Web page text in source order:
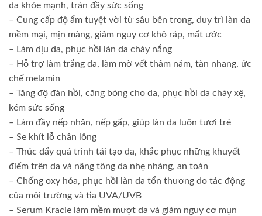
da khỏe mạnh, tràn đầy sức sống
– Cung cấp độ ẩm tuyệt vời từ sâu bên trong, duy trì làn da
mềm mại, mịn màng, giảm nguy cơ khô ráp, mất ước
– Làm dịu da, phục hồi làn da cháy nắng
– Hỗ trợ làm trắng da, làm mờ vết thâm nám, tàn nhang, ức
chế melamin
– Tăng độ đàn hồi, căng bóng cho da, phục hồi da chảy xệ,
kém sức sống
– Làm đầy nếp nhăn, nếp gấp, giúp làn da luôn tươi trẻ
– Se khít lỗ chân lông
– Thúc đẩy quá trình tái tạo da, khắc phục những khuyết
điểm trên da và nâng tông da nhẹ nhàng, an toàn
– Chống oxy hóa, phục hồi làn da tổn thương do tác động
của môi trường và tia UVA/UVB
– Serum Kracie làm mềm mượt da và giảm nguy cơ mụn